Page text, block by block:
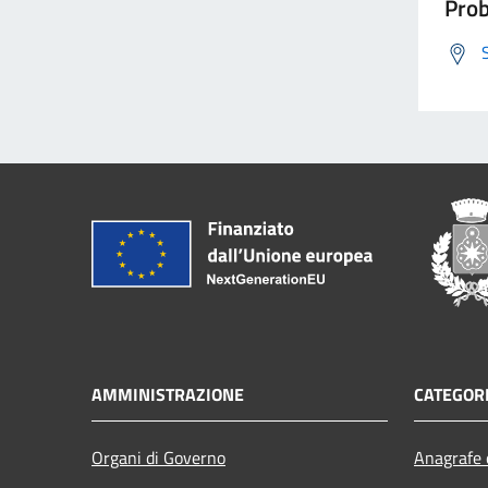
AMMINISTRAZIONE
Organi di Governo